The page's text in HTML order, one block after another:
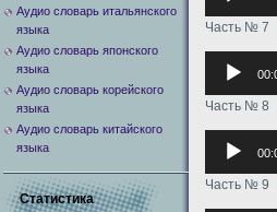
Часть № 7
Часть № 8
Часть № 9
Аудио словарь итальянского
языка
Аудио словарь японского
языка
Аудио словарь корейского
языка
Аудио словарь китайского
языка
Статистика